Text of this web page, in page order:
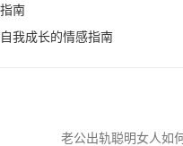
南
我成长的情感指南
老公出轨聪明女人如